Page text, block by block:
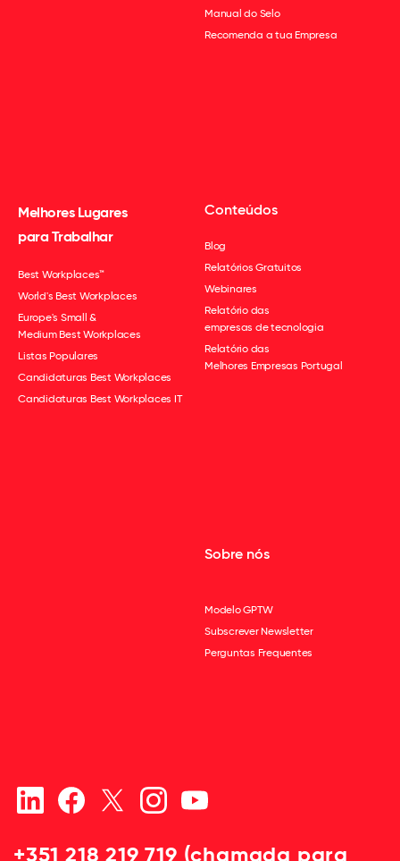
Manual do Selo
Recomenda a tua Empresa
Melhores Lugares
para Trabalhar
Best Workplaces™
World's Best Workplaces
Europe's Small &
Medium Best Workplaces
Listas Populares
Candidaturas Best Workplaces
Candidaturas Best Workplaces IT
Conteúdos
Blog
Relatórios Gratuitos
Webinares
Relatório das
empresas de tecnologia
Relatório das
Melhores Empresas Portugal
Sobre nós
Modelo GPTW
Subscrever Newsletter
Perguntas Frequentes
+351 218 219 719 (chamada para